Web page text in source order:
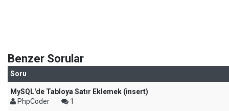
Benzer Sorular
Soru
MySQL'de Tabloya Satır Eklemek (insert)
PhpCoder
1